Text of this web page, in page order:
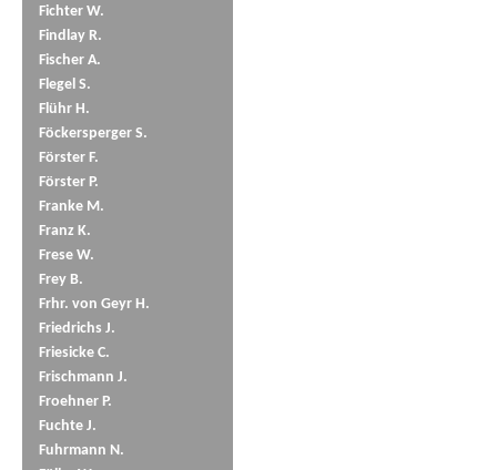
Fichter W.
Findlay R.
Fischer A.
Flegel S.
Flühr H.
Föckersperger S.
Förster F.
Förster P.
Franke M.
Franz K.
Frese W.
Frey B.
Frhr. von Geyr H.
Friedrichs J.
Friesicke C.
Frischmann J.
Froehner P.
Fuchte J.
Fuhrmann N.